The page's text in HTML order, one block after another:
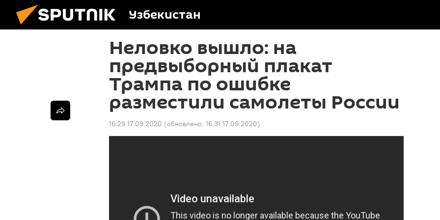
Узбекистан
Неловко вышло: на
предвыборный плакат
Трампа по ошибке
разместили самолеты России
16:29 17.09.2020 (обновлено: 16:31 17.09.2020)